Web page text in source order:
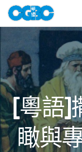
[粵語]
瞰與